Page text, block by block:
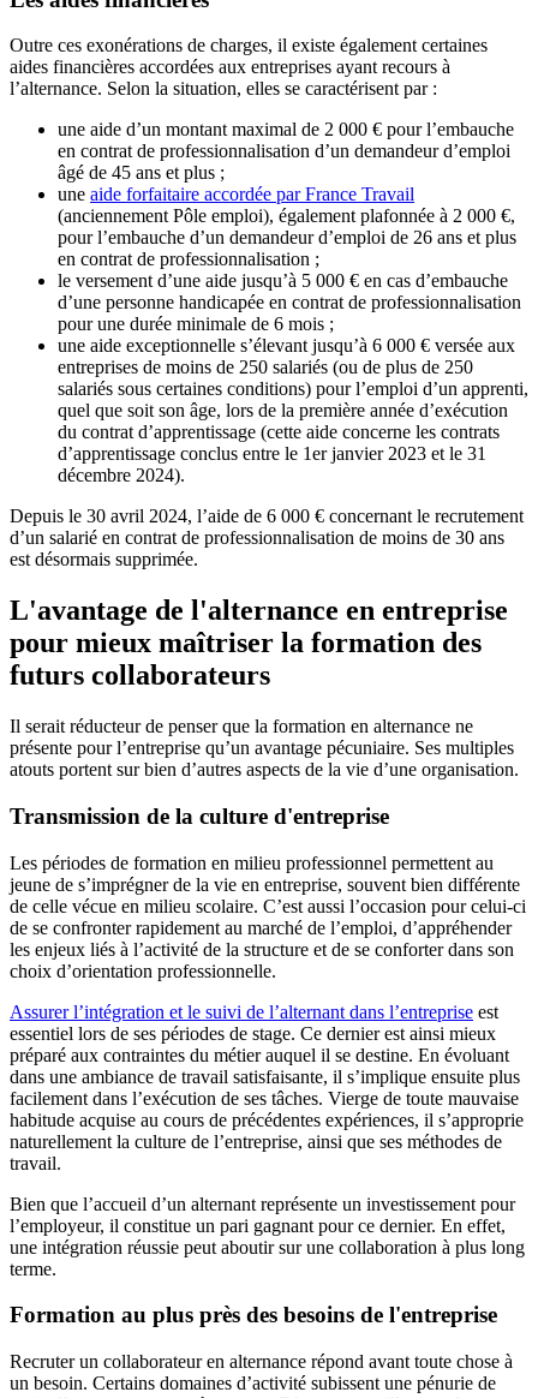
Outre ces exonérations de charges, il existe également certaines
aides financières accordées aux entreprises ayant recours à
l’alternance. Selon la situation, elles se caractérisent par :
une aide d’un montant maximal de 2 000 € pour l’embauche
en contrat de professionnalisation d’un demandeur d’emploi
âgé de 45 ans et plus ;
une aide forfaitaire accordée par France Travail
(anciennement Pôle emploi), également plafonnée à 2 000 €,
pour l’embauche d’un demandeur d’emploi de 26 ans et plus
en contrat de professionnalisation ;
le versement d’une aide jusqu’à 5 000 € en cas d’embauche
d’une personne handicapée en contrat de professionnalisation
pour une durée minimale de 6 mois ;
une aide exceptionnelle s’élevant jusqu’à 6 000 € versée aux
entreprises de moins de 250 salariés (ou de plus de 250
salariés sous certaines conditions) pour l’emploi d’un apprenti,
quel que soit son âge, lors de la première année d’exécution
du contrat d’apprentissage (cette aide concerne les contrats
d’apprentissage conclus entre le 1er janvier 2023 et le 31
décembre 2024).
Depuis le 30 avril 2024, l’aide de 6 000 € concernant le recrutement
d’un salarié en contrat de professionnalisation de moins de 30 ans
est désormais supprimée.
L'avantage de l'alternance en entreprise
pour mieux maîtriser la formation des
futurs collaborateurs
Il serait réducteur de penser que la formation en alternance ne
présente pour l’entreprise qu’un avantage pécuniaire. Ses multiples
atouts portent sur bien d’autres aspects de la vie d’une organisation.
Transmission de la culture d'entreprise
Les périodes de formation en milieu professionnel permettent au
jeune de s’imprégner de la vie en entreprise, souvent bien différente
de celle vécue en milieu scolaire. C’est aussi l’occasion pour celui-ci
de se confronter rapidement au marché de l’emploi, d’appréhender
les enjeux liés à l’activité de la structure et de se conforter dans son
choix d’orientation professionnelle.
Assurer l’intégration et le suivi de l’alternant dans l’entreprise est
essentiel lors de ses périodes de stage. Ce dernier est ainsi mieux
préparé aux contraintes du métier auquel il se destine. En évoluant
dans une ambiance de travail satisfaisante, il s’implique ensuite plus
facilement dans l’exécution de ses tâches. Vierge de toute mauvaise
habitude acquise au cours de précédentes expériences, il s’approprie
naturellement la culture de l’entreprise, ainsi que ses méthodes de
travail.
Bien que l’accueil d’un alternant représente un investissement pour
l’employeur, il constitue un pari gagnant pour ce dernier. En effet,
une intégration réussie peut aboutir sur une collaboration à plus long
terme.
Formation au plus près des besoins de l'entreprise
Recruter un collaborateur en alternance répond avant toute chose à
un besoin. Certains domaines d’activité subissent une pénurie de